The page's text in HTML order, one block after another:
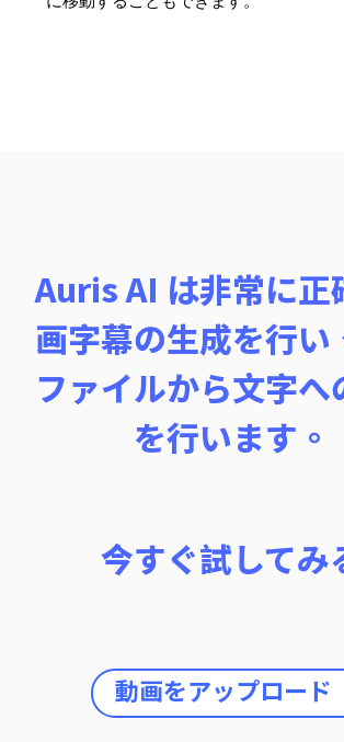
Auris AI は非常に正
画字幕の生成を行い
ファイルから文字へ
を行います。
今すぐ試してみ
動画をアップロード